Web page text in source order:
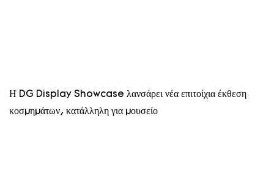
Η DG Display Showcase λανσάρει νέα επιτοίχια έκθεση
κοσμημάτων, κατάλληλη για μουσείο